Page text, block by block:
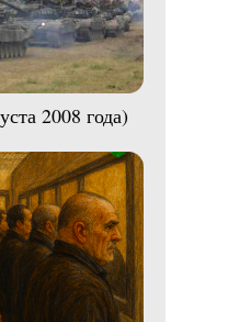
2008 года)